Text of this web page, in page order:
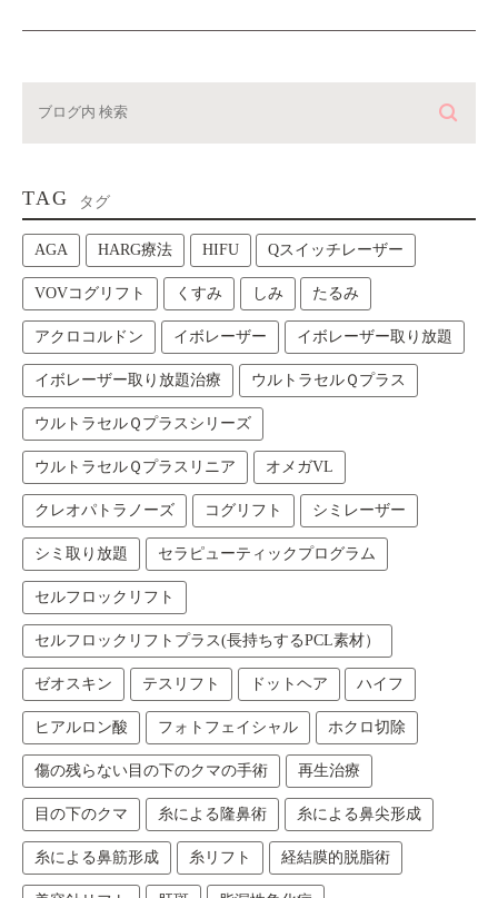
TAG タグ
AGA HARG療法 HIFU Qスイッチレーザー
VOVコグリフト くすみ しみ たるみ
アクロコルドン イボレーザー イボレーザー取り放題
イボレーザー取り放題治療 ウルトラセルＱプラス
ウルトラセルＱプラスシリーズ
ウルトラセルＱプラスリニア オメガVL
クレオパトラノーズ コグリフト シミレーザー
シミ取り放題 セラピューティックプログラム
セルフロックリフト
セルフロックリフトプラス(長持ちするPCL素材）
ゼオスキン テスリフト ドットヘア ハイフ
ヒアルロン酸 フォトフェイシャル ホクロ切除
傷の残らない目の下のクマの手術 再生治療
目の下のクマ 糸による隆鼻術 糸による鼻尖形成
糸による鼻筋形成 糸リフト 経結膜的脱脂術